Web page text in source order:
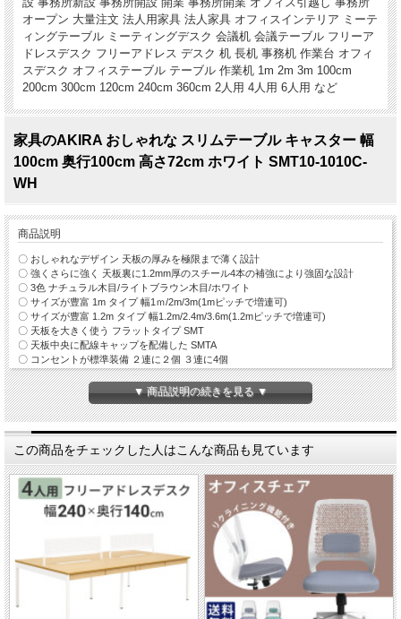
オープン 大量注文 法人用家具 法人家具 オフィスインテリア ミーテ
ィングテーブル ミーティングデスク 会議机 会議テーブル フリーア
ドレスデスク フリーアドレス デスク 机 長机 事務机 作業台 オフィ
スデスク オフィステーブル テーブル 作業机 1m 2m 3m 100cm
200cm 300cm 120cm 240cm 360cm 2人用 4人用 6人用 など
家具のAKIRA おしゃれな スリムテーブル キャスター 幅
100cm 奥行100cm 高さ72cm ホワイト SMT10-1010C-
WH
商品説明
〇 おしゃれなデザイン 天板の厚みを極限まで薄く設計
〇 強くさらに強く 天板裏に1.2mm厚のスチール4本の補強により強固な設計
〇 3色 ナチュラル木目/ライトブラウン木目/ホワイト
〇 サイズが豊富 1m タイプ 幅1ｍ/2m/3m(1mピッチで増連可)
〇 サイズが豊富 1.2m タイプ 幅1.2m/2.4m/3.6m(1.2mピッチで増連可)
〇 天板を大きく使う フラットタイプ SMT
〇 天板中央に配線キャップを配備した SMTA
〇 コンセントが標準装備 ２連に２個 ３連に4個
〇 オプションでセンター引出しをご用意 （6色)
※スリムワゴン(BW3)とセットでご購入される際の注意点
スリムモバイルワゴン(BW3)の高さにより、
一部の商品は机の下に収納できない場合がございますので、
予めご了承ください。
対象となる一部商品は以下の通りです
フリーアドレス(FAS/FASA/SMT/SMTA)+引出し(オプション)
フリーアドレス(NSQ/NSQN)
▼ 商品説明の続きを見る ▼
この商品をチェックした人はこんな商品も見ています